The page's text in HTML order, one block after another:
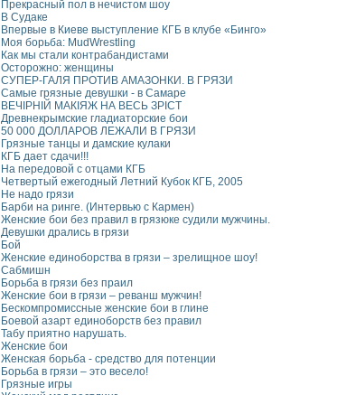
Прекрасный пол в нечистом шоу
В Судаке
Впервые в Киеве выступление КГБ в клубе «Бинго»
Моя борьба: MudWrestling
Как мы стали контрабандистами
Осторожно: женщины
СУПЕР-ГАЛЯ ПРОТИВ АМАЗОНКИ. В ГРЯЗИ
Самые грязные девушки - в Самаре
ВЕЧІРНІЙ МАКІЯЖ НА ВЕСЬ ЗРІСТ
Древнекрымские гладиаторские бои
50 000 ДОЛЛАРОВ ЛЕЖАЛИ В ГРЯЗИ
Грязные танцы и дамские кулаки
КГБ дает сдачи!!!
На передовой с отцами КГБ
Четвертый ежегодный Летний Кубок КГБ, 2005
Не надо грязи
Барби на ринге. (Интервью с Кармен)
Женские бои без правил в грязюке судили мужчины.
Девушки дрались в грязи
Бой
Женские единоборства в грязи – зрелищное шоу!
Сабмишн
Борьба в грязи без праил
Женские бои в грязи – реванш мужчин!
Бескомпромиссные женские бои в глине
Боевой азарт единоборств без правил
Табу приятно нарушать.
Женские бои
Женская борьба - средство для потенции
Борьба в грязи – это весело!
Грязные игры